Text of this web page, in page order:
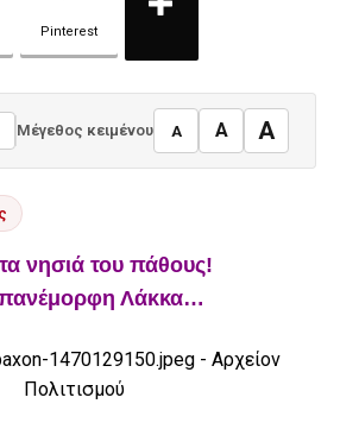
Pinterest
Μέγεθος κειμένου A A A
νησιά του πάθους!
Λάκκα…